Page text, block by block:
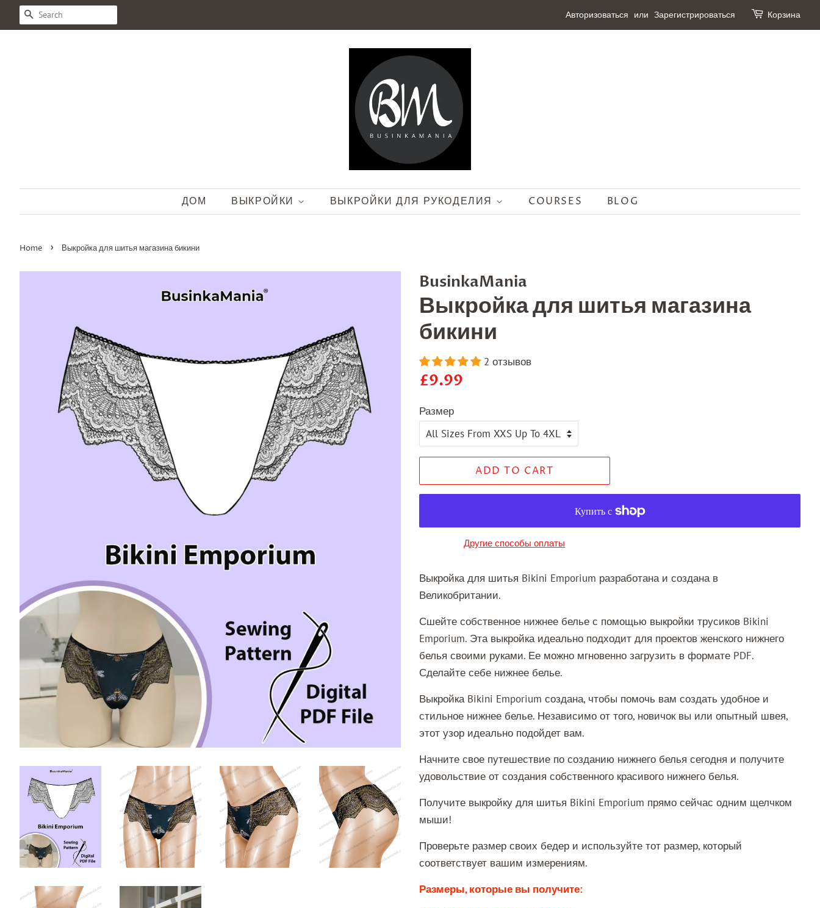
SEARCH Авторизоваться или Зарегистрироваться Корзина
ДОМ ВЫКРОЙКИ ВЫКРОЙКИ ДЛЯ РУКОДЕЛИЯ COURSES BLOG
Home › Выкройка для шитья магазина бикини
BusinkaMania
Выкройка для шитья магазина
бикини
2 отзывов
Regular
£9.99
Размер
ADD TO CART
Другие способы оплаты
Выкройка для шитья Bikini Emporium разработана и создана в
Великобритании.
Сшейте собственное нижнее белье с помощью выкройки трусиков Bikini
Emporium. Эта выкройка идеально подходит для проектов женского нижнего
белья своими руками. Ее можно мгновенно загрузить в формате PDF.
Сделайте себе нижнее белье.
Выкройка Bikini Emporium создана, чтобы помочь вам создать удобное и
стильное нижнее белье. Независимо от того, новичок вы или опытный швея,
этот узор идеально подойдет вам.
Начните свое путешествие по созданию нижнего белья сегодня и получите
удовольствие от создания собственного красивого нижнего белья.
Получите выкройку для шитья Bikini Emporium прямо сейчас одним щелчком
мыши!
Проверьте размер своих бедер и используйте тот размер, который
соответствует вашим измерениям.
Размеры, которые вы получите: